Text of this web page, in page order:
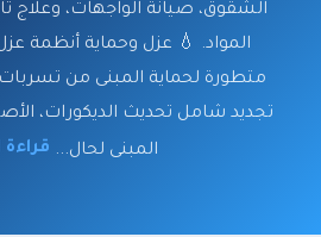
الشقوق، صيانة الواجهات، وعلاج
المواد. 💧 عزل وحماية أنظمة
متطورة لحماية المبنى من
تجديد شامل تحديث الديكورات،
المبنى لحال... قراءة